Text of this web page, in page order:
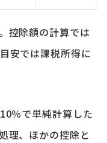
控除額の計算では
安では課税所得に
％で単純計算した
理、ほかの控除と